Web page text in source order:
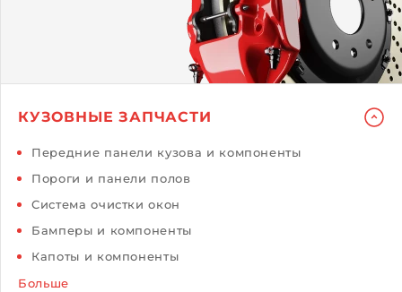
КУЗОВНЫЕ ЗАПЧАСТИ
Передние панели кузова и компоненты
Пороги и панели полов
Система очистки окон
Бамперы и компоненты
Капоты и компоненты
Больше